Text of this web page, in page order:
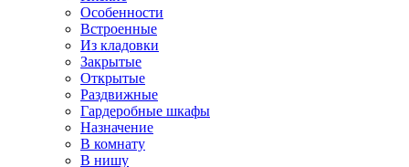
Особенности
Встроенные
Из кладовки
Закрытые
Открытые
Раздвижные
Гардеробные шкафы
Назначение
В комнату
В нишу